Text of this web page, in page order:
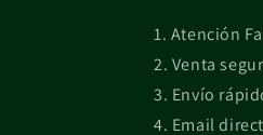
Atención
Venta
Envío
Email